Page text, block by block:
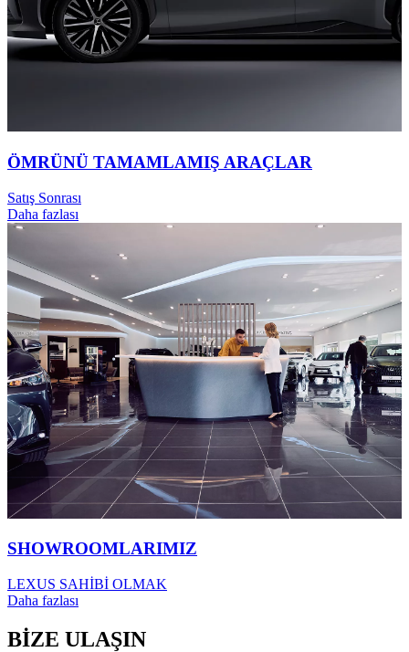
ÖMRÜNÜ TAMAMLAMIŞ ARAÇLAR
Satış Sonrası
Daha fazlası
SHOWROOMLARIMIZ
LEXUS SAHİBİ OLMAK
Daha fazlası
BİZE ULAŞIN